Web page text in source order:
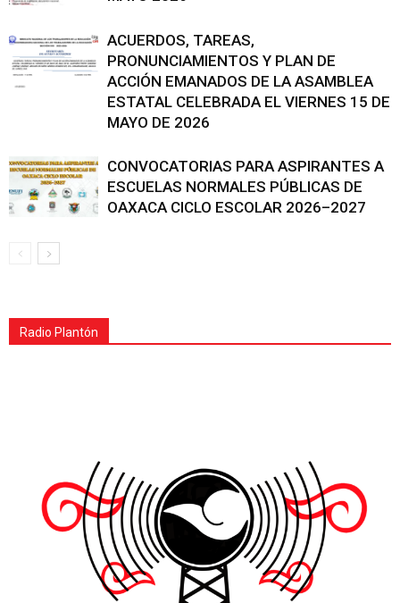
ACUERDOS, TAREAS,
PRONUNCIAMIENTOS Y PLAN DE
ACCIÓN EMANADOS DE LA ASAMBLEA
ESTATAL CELEBRADA EL VIERNES 15 DE
MAYO DE 2026
CONVOCATORIAS PARA ASPIRANTES A
ESCUELAS NORMALES PÚBLICAS DE
OAXACA CICLO ESCOLAR 2026–2027
Radio Plantón